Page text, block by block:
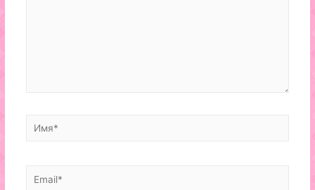
Имя*
Email*